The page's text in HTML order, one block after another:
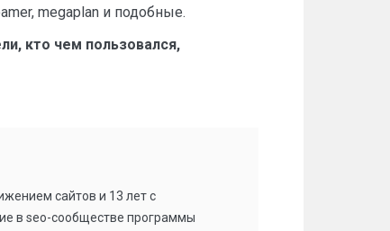
megaplan и подобные.
кто чем пользовался,
сайтов и 13 лет с
в seo-сообществе программы